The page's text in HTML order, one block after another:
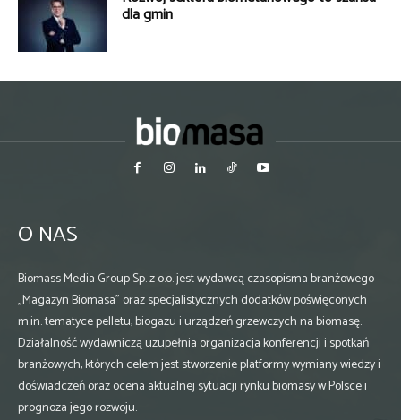
dla gmin
O NAS
Biomass Media Group Sp. z o.o. jest wydawcą czasopisma branżowego
„Magazyn Biomasa” oraz specjalistycznych dodatków poświęconych
m.in. tematyce pelletu, biogazu i urządzeń grzewczych na biomasę.
Działalność wydawniczą uzupełnia organizacja konferencji i spotkań
branżowych, których celem jest stworzenie platformy wymiany wiedzy i
doświadczeń oraz ocena aktualnej sytuacji rynku biomasy w Polsce i
prognoza jego rozwoju.